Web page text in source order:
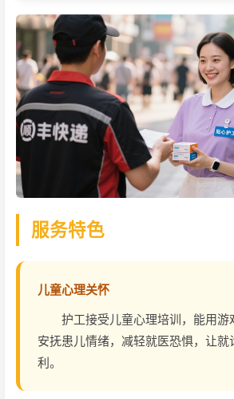
服务特色
儿童心理关怀
护工接受儿童心理培训，能用游
安抚患儿情绪，减轻就医恐惧，让就
利。